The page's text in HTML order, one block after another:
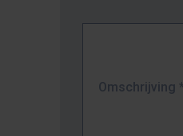
Omschrijving *